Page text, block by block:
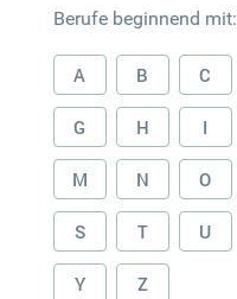
Berufe beginnend mit:
A B C
G H I
M N O
S T U
Y Z